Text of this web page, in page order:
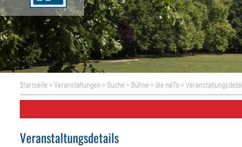
Startseite >Veranstaltungen > Suche > Bühne > die naTo >
Veranstaltungsdetails